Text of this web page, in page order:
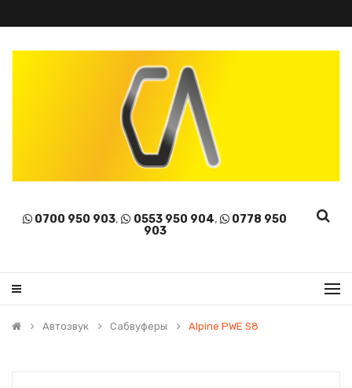
0700 950 903, 0553 950 904,
0778 950
903
Автозвук Сабвуферы Alpine PWE S8